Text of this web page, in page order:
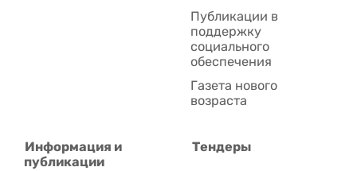
Публикации в
поддержку
социального
обеспечения
Газета нового
возраста
Информация и
публикации
Тендеры